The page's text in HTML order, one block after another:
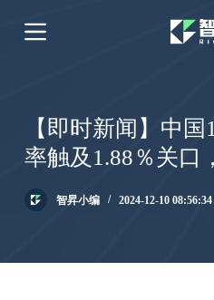
跳
过
【即时新闻】中
率触及1.88％关口
智昇小编 2024-12-10 08:56:34